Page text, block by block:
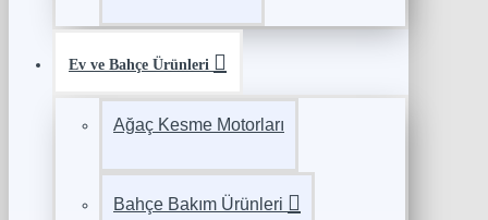
Ev ve Bahçe Ürünleri
Ağaç Kesme Motorları
Bahçe Bakım Ürünleri